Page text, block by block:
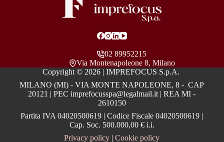
02 89952215
Via Montenapoleone 8, Milano
Copyright © 2026 | IMPREFOCUS S.p.A.
MILANO (MI) - VIA MONTE NAPOLEONE, 8 - CAP
20121 | PEC imprefocusspa@legalmail.it | REA MI -
2610150
Partita IVA 04020500619 | Codice Fiscale 04020500619 |
Cap. Soc. 500.000,00 € i.i.
Privacy policy |Cookie policy